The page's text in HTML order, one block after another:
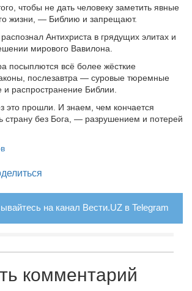
чтобы не дать человеку заметить явные
жизни, — Библию и запрещают.
Антихриста в грядущих элитах и
мирового Вавилона.
посыплются всё более жёсткие
послезавтра — суровые тюремные
и распространение Библии.
это прошли. И знаем, чем кончается
страну без Бога, — разрушением и потерей
на канал Вести.UZ в Telegram
комментарий